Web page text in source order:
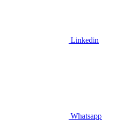
Linkedin
Whatsapp